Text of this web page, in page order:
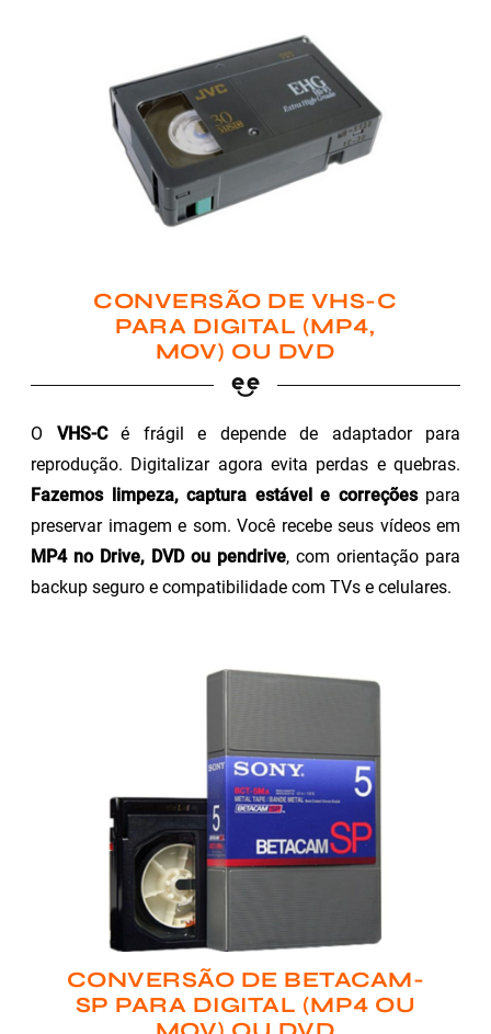
CONVERSÃO DE VHS-C
PARA DIGITAL (MP4,
MOV) OU DVD
O VHS-Cé frágil e depende de adaptador para
reprodução. Digitalizar agora evita perdas e quebras.
Fazemos limpeza, captura estável e correçõespara
preservar imagem e som. Você recebe seus vídeos em
MP4 no Drive, DVD ou pendrive, com orientação para
backup seguro e compatibilidade com TVs e celulares.
CONVERSÃO DE BETACAM-
SP PARA DIGITAL (MP4 OU